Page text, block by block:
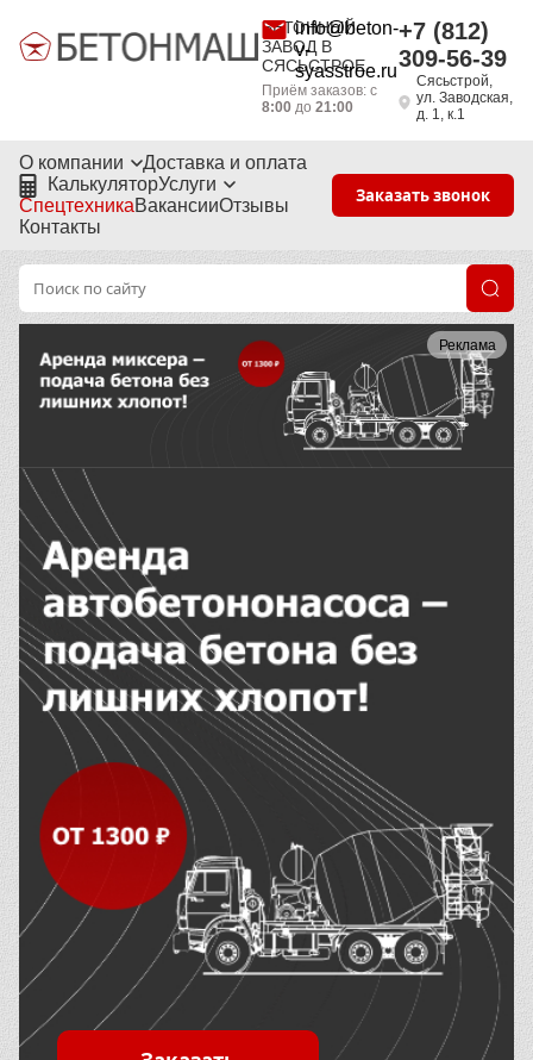
БЕТОННЫЙ
ЗАВОД В
СЯСЬСТРОЕ
info@beton-
v-
syasstroe.ru
Приём заказов: с
8:00 до21:00
+7 (812)
309-56-39
Сясьстрой,
ул. Заводская,
д. 1, к.1
О компании
Доставка и оплата
КалькуляторУслуги
СпецтехникаВакансииОтзывы
Контакты
Заказать звонок
Реклама